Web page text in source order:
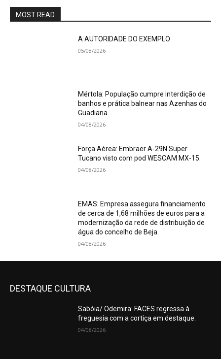
MOST READ
A AUTORIDADE DO EXEMPLO
05/08/2026
Mértola: População cumpre interdição de
banhos e prática balnear nas Azenhas do
Guadiana.
04/08/2026
Força Aérea: Embraer A-29N Super
Tucano visto com pod WESCAM MX-15.
04/08/2026
EMAS: Empresa assegura financiamento
de cerca de 1,68 milhões de euros para a
modernização da rede de distribuição de
água do concelho de Beja.
04/08/2026
DESTAQUE CULTURA
Sabóia/ Odemira: FACES regressa à
freguesia com a cortiça em destaque.
04/08/2026